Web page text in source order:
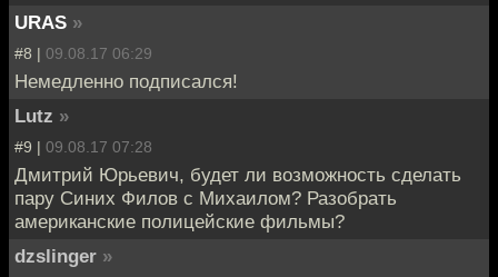
URAS »
#8 | 09.08.17 06:29
Немедленно подписался!
Lutz »
#9 | 09.08.17 07:28
Дмитрий Юрьевич, будет ли возможность сделать
пару Синих Филов с Михаилом? Разобрать
американские полицейские фильмы?
dzslinger »